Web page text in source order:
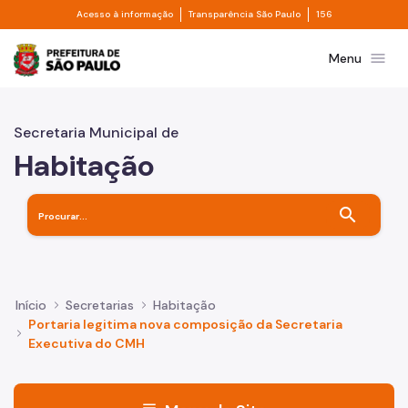
Pular para o Conteúdo principal
Acesso à informação Divisor de acesso à informação
Transparência São Paulo Divisor de
156
Prefeitura de São PauloMenu menu
Secretaria Municipal de
Habitação
search
Início Secretarias
Habitação
Portaria legitima nova composição da Secretaria
Executiva do CMH